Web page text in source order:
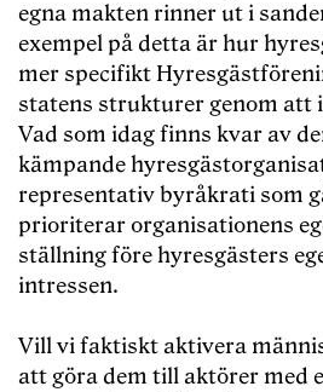
egna makten rinner ut i
exempel på detta är hur
mer specifikt
statens strukturer genom att
Vad som idag finns kvar av
kämpande
representativ byråkrati som
prioriterar organisationens
ställning före hyresgästers
intressen.
Vill vi faktiskt aktivera
att göra dem till aktörer med